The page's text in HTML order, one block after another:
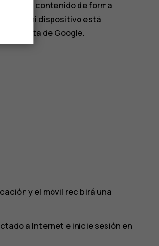
su contenido de forma
mi dispositivo está
cuenta de Google.
y el móvil recibirá una
a Internet e inicie sesión en